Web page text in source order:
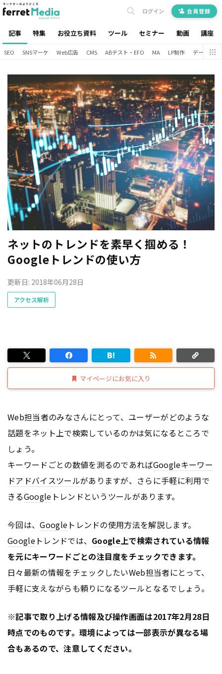
記事 特集 お役立ち資料 ツール セミナー 動画 講座
ログイン 会員登録
SEO SNSマーケ Web広告 CMS ABテスト・EFO MA LP制作 データ分析
ネットのトレンドを素早く掴める！
Googleトレンドの使い方
更新日: 2018年06月28日
アクセス解析
マイページにお気に入り
Web担当者のみなさんにとって、ユーザーがどのような
話題をネット上で検索しているのかは気になるところで
しょう。
キーワードごとの数値を測るのであればGoogleキーワー
ドアドバイスツールがありますが、さらに手軽に利用で
きるGoogle トレンドというツールがあります。
今回は、Google トレンドの使用方法を解説します。
Googleトレンドでは、 Google上で検索されている情報
を元にキーワードごとの注目度をチェックできます。
日々最新の情報をチェックしたいWeb担当者にとって、
手軽に支えながらも頼りになるツールとなるでしょう。
※記事で取り上げる情報及び操作画面は2017年2月28日
時点でのものです。環境によっては一部表示が異なる場
合もあるので、注意してください。